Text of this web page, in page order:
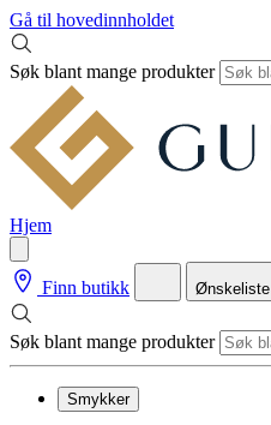
Gå til hovedinnholdet
Søk blant mange produkter
Hjem
Finn butikk Ønskeliste
Søk blant mange produkter
Smykker